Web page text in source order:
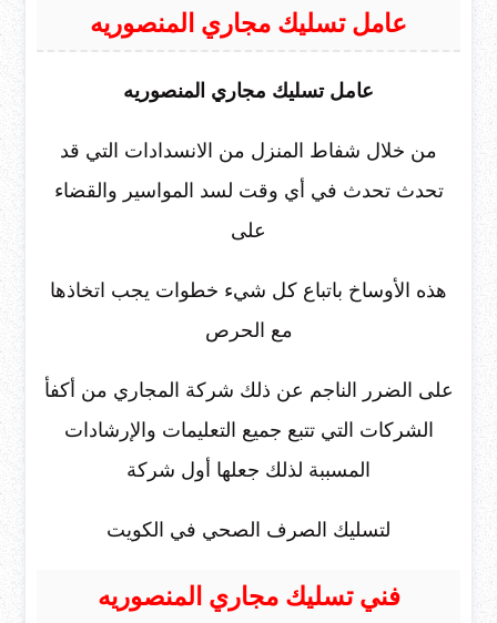
عامل تسليك مجاري المنصوريه
عامل تسليك مجاري المنصوريه
من خلال شفاط المنزل من الانسدادات التي قد
تحدث تحدث في أي وقت لسد المواسير والقضاء
على
هذه الأوساخ باتباع كل شيء خطوات يجب اتخاذها
مع الحرص
على الضرر الناجم عن ذلك شركة المجاري من أكفأ
الشركات التي تتبع جميع التعليمات والإرشادات
المسببة لذلك جعلها أول شركة
لتسليك الصرف الصحي في الكويت
فني تسليك مجاري المنصوريه